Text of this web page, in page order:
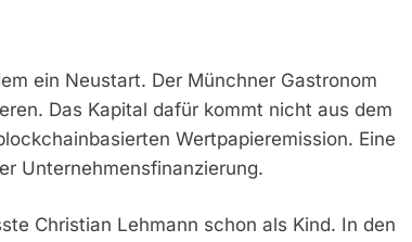
ein Neustart. Der Münchner Gastronom
Das Kapital dafür kommt nicht aus dem
Wertpapieremission. Eine
Unternehmensfinanzierung.
Christian Lehmann schon als Kind. In den